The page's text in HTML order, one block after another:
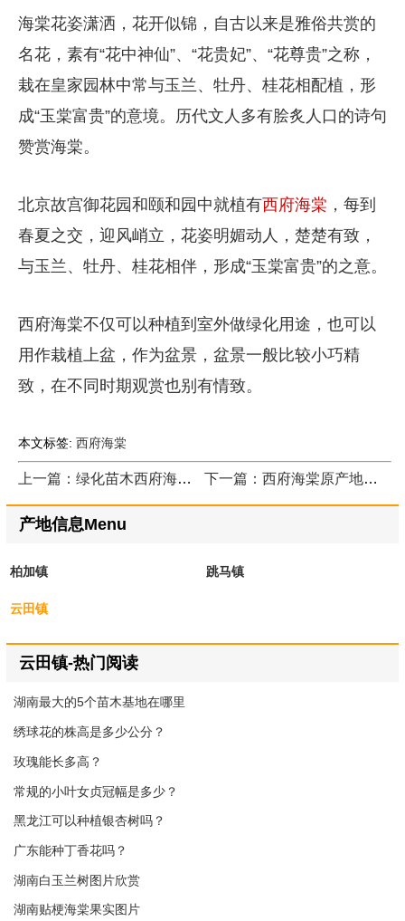
海棠花姿潇洒，花开似锦，自古以来是雅俗共赏的
名花，素有“花中神仙”、“花贵妃”、“花尊贵”之称，
栽在皇家园林中常与玉兰、牡丹、桂花相配植，形
成“玉棠富贵”的意境。历代文人多有脍炙人口的诗句
赞赏海棠。
北京故宫御花园和颐和园中就植有西府海棠 ，每到
春夏之交，迎风峭立，花姿明媚动人，楚楚有致，
与玉兰、牡丹、桂花相伴，形成“玉棠富贵”的之意。
西府海棠不仅可以种植到室外做绿化用途，也可以
用作栽植上盆，作为盆景，盆景一般比较小巧精
致，在不同时期观赏也别有情致。
本文标签: 西府海棠
上一篇：绿化苗木西府海棠去哪里购买? 下一篇：西府海棠原产地在哪里？
产地信息Menu
柏加镇 跳马镇
云田镇
云田镇-热门阅读
湖南最大的5个苗木基地在哪里
绣球花的株高是多少公分？
玫瑰能长多高？
常规的小叶女贞冠幅是多少？
黑龙江可以种植银杏树吗？
广东能种丁香花吗？
湖南白玉兰树图片欣赏
湖南贴梗海棠果实图片